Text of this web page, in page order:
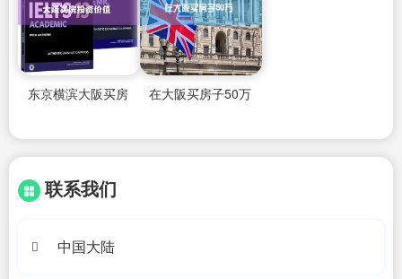
东京横滨大阪买房 在大阪买房子50万
联系我们
中国大陆